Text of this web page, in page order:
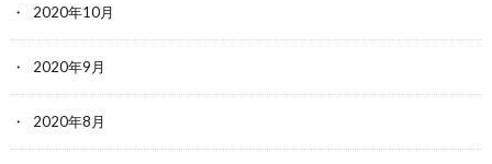
2020年10月
2020年9月
2020年8月